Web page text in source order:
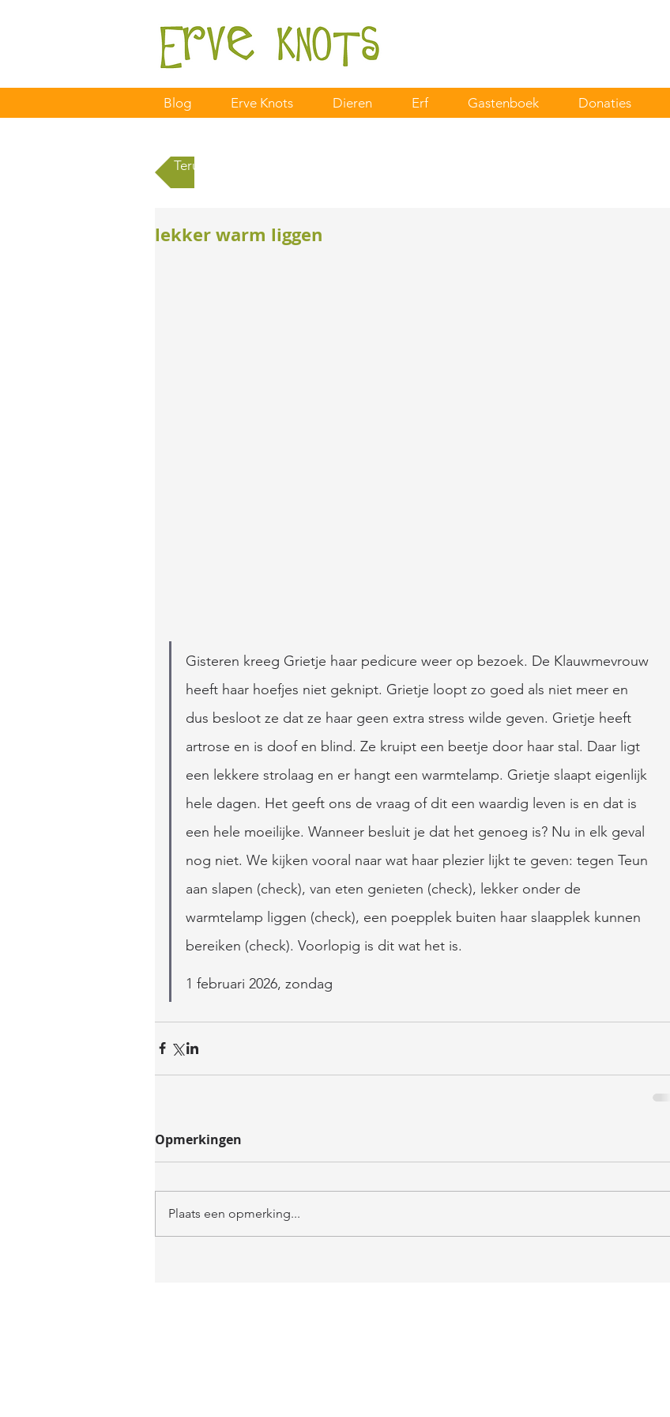
Blog Erve Knots Dieren Erf Gastenboek Donaties
Terug naar alle berichten
lekker warm liggen
Gisteren kreeg Grietje haar pedicure weer op bezoek. De Klauwmevrouw
heeft haar hoefjes niet geknipt. Grietje loopt zo goed als niet meer en
dus besloot ze dat ze haar geen extra stress wilde geven. Grietje heeft
artrose en is doof en blind. Ze kruipt een beetje door haar stal. Daar ligt
een lekkere strolaag en er hangt een warmtelamp. Grietje slaapt eigenlijk
hele dagen. Het geeft ons de vraag of dit een waardig leven is en dat is
een hele moeilijke. Wanneer besluit je dat het genoeg is? Nu in elk geval
nog niet. We kijken vooral naar wat haar plezier lijkt te geven: tegen Teun
aan slapen (check), van eten genieten (check), lekker onder de
warmtelamp liggen (check), een poepplek buiten haar slaapplek kunnen
bereiken (check). Voorlopig is dit wat het is.
1 februari 2026, zondag
Opmerkingen
Plaats een opmerking...